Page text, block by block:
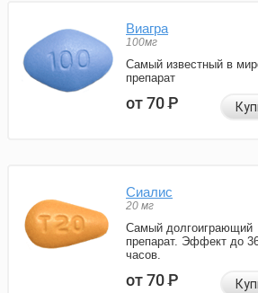
Виагра
100мг
Самый известный в
препарат
от 70Р
Сиалис
20 мг
Самый долгоиграющий
препарат. Эффект до
часов.
от 70Р